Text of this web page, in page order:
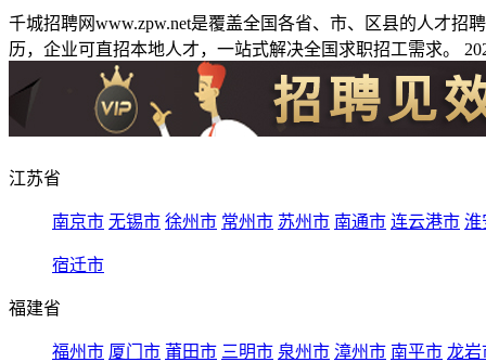
千城招聘网www.zpw.net是覆盖全国各省、市、区县的人才
历，企业可直招本地人才，一站式解决全国求职招工需求。
江苏省
南京市 无锡市 徐州市 常州市 苏州市 南通市 连云港市 淮
宿迁市
福建省
福州市 厦门市 莆田市 三明市 泉州市 漳州市 南平市 龙岩